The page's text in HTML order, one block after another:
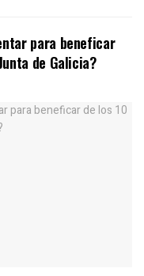
para beneficar
de Galicia?